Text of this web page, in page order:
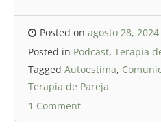
Posted on agosto 28, 2024
Posted in Podcast, Terapia
Tagged Autoestima,
Terapia de Pareja
1 Comment